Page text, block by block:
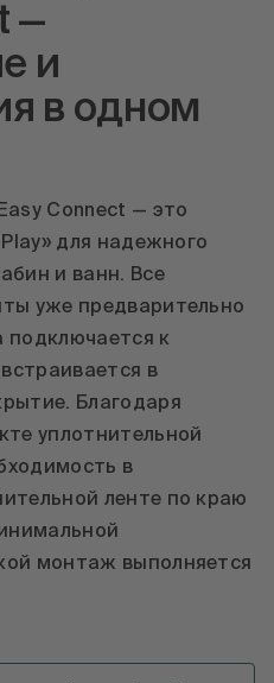
Consent
Platform
—
и
в одном
Connect — это
для надежного
и ванн. Все
уже предварительно
подключается к
в
Благодаря
уплотнительной
в
ленте по краю
монтаж выполняется